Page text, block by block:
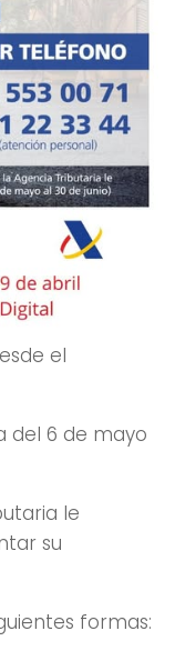
el
del 6 de mayo
le
su
formas: